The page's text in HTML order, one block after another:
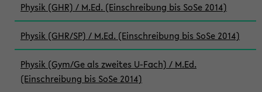
Physik (GHR) / M.Ed. (Einschreibung bis SoSe 2014)
Physik (GHR/SP) / M.Ed. (Einschreibung bis SoSe 2014)
Physik (Gym/Ge als zweites U-Fach) / M.Ed.
(Einschreibung bis SoSe 2014)